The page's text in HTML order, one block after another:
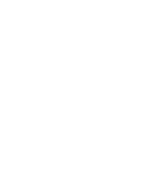
desde el *555.
su acreditación.
en cualquier
Tigo Money. Los
de revisión